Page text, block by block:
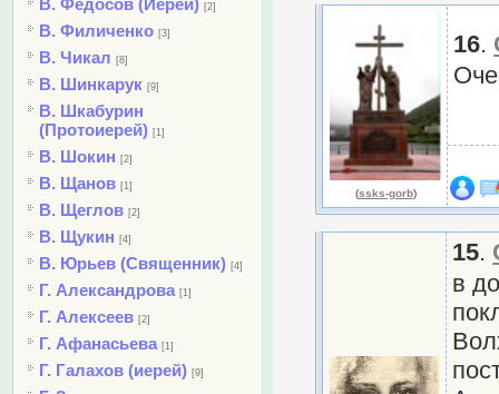
[2]
В. Филиченко [3]
В. Чикал [8]
В. Шинкарук [9]
В. Шкабурин
(Протоиерей) [1]
В. Шокин [2]
В. Щанов [1]
В. Щеглов [2]
В. Щукин [4]
В. Юрьев (Священник) [4]
Г. Александрова [1]
Г. Алексеев [2]
Г. Афанасьева [1]
Г. Галахов (иерей) [9]
(ssks-gorb)
16.
15.
в